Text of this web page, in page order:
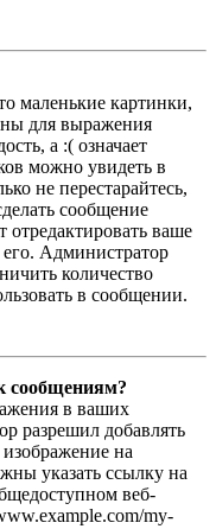
маленькие картинки,
для выражения
а :( означает
можно увидеть в
не перестарайтесь,
сообщение
ваше
Администратор
количество
в сообщении.
сообщениям?
в ваших
разрешил добавлять
на
указать ссылку на
веб-
my-